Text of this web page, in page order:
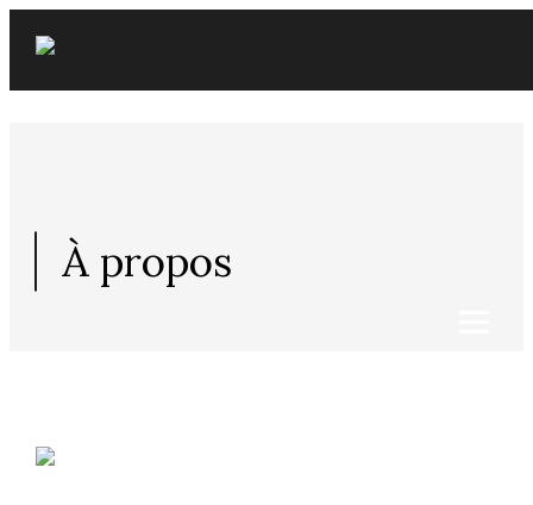
content
À propos